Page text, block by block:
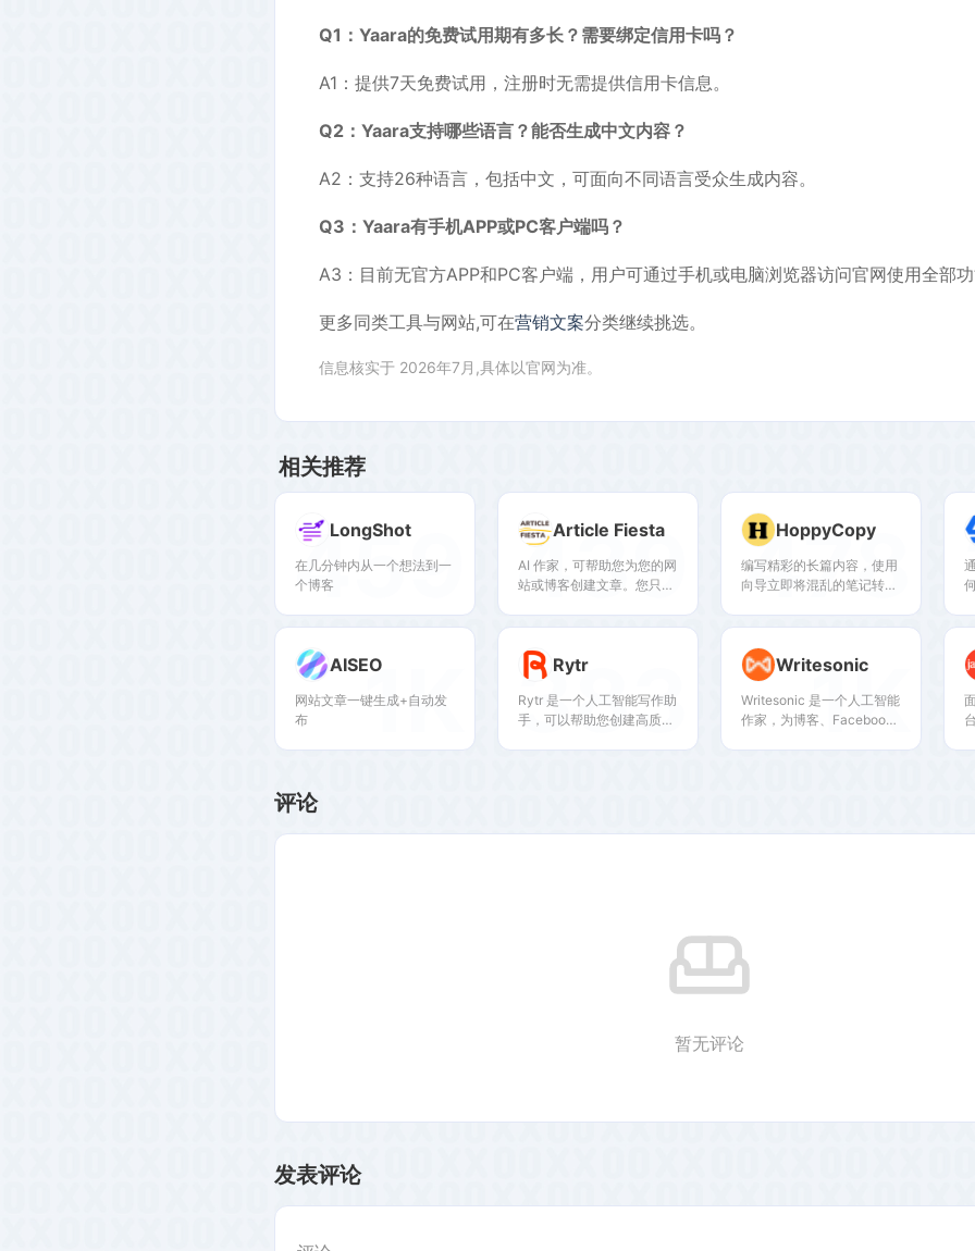
Q1：Yaara的免费试用期有多长？需要绑定信用卡吗？
A1：提供7天免费试用，注册时无需提供信用卡信息。
Q2：Yaara支持哪些语言？能否生成中文内容？
A2：支持26种语言，包括中文，可面向不同语言受众生成内容。
Q3：Yaara有手机APP或PC客户端吗？
A3：目前无官方APP和PC客户端，用户可通过手机或电脑浏览器访问官网使用全部
更多同类工具与网站,可在营销文案分类继续挑选。
信息核实于 2026年7月,具体以官网为准。
相关推荐
LongShot
在几分钟内从一个想法到一
个博客
459 Article Fiesta
AI 作家，可帮助您为您的网
站或博客创建文章。您只需
我们。我们的人工智能机器
的文章，准备立即在您的网
站上发布。
439 HoppyCopy
编写精彩的长篇内容，使用
向导立即将混乱的笔记转换
478
AISEO
网站文章一键生成+自动发
布
1K Rytr
Rytr 是一个人工智能写作助
手，可以帮助您创建高质量
383 Writesonic
Writesonic 是一个人工智能
作家，为博客、Facebook
1K
评论
暂无评论
发表评论